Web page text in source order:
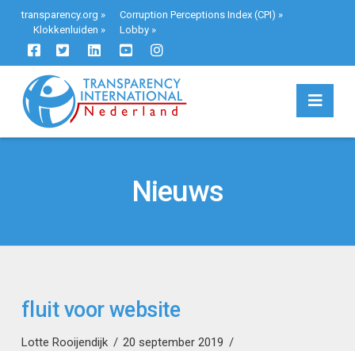
transparency.org » Corruption Perceptions Index (CPI) »
Klokkenluiden » Lobby»
Nieuws
fluit voor website
Lotte Rooijendijk 20 september 2019